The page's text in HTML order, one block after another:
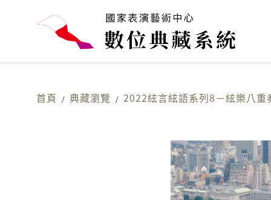
首頁 / 典藏瀏覽 / 2022絃言絃語系列8－絃樂八重